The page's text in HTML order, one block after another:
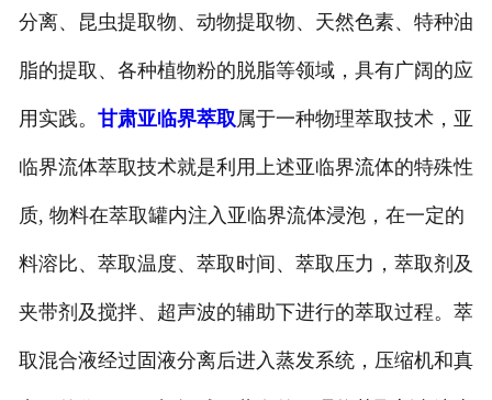
分离、昆虫提取物、动物提取物、天然色素、特种油
脂的提取、各种植物粉的脱脂等领域，具有广阔的应
用实践。 甘肃亚临界萃取属于一种物理萃取技术，亚
临界流体萃取技术就是利用上述亚临界流体的特殊性
质, 物料在萃取罐内注入亚临界流体浸泡，在一定的
料溶比、萃取温度、萃取时间、萃取压力，萃取剂及
夹带剂及搅拌、超声波的辅助下进行的萃取过程。萃
取混合液经过固液分离后进入蒸发系统，压缩机和真